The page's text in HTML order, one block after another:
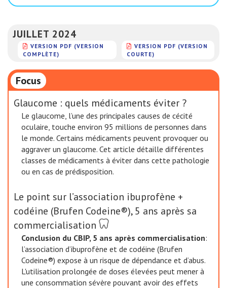
JUILLET 2024
VERSION PDF (VERSION
COMPLÈTE)
VERSION PDF (VERSION
COURTE)
Focus
Glaucome : quels médicaments éviter ?
Le glaucome, l’une des principales causes de cécité
oculaire, touche environ 95 millions de personnes dans
le monde. Certains médicaments peuvent provoquer ou
aggraver un glaucome. Cet article détaille différentes
classes de médicaments à éviter dans cette pathologie
ou en cas de prédisposition.
Le point sur l’association ibuprofène +
codéine (Brufen Codeine®), 5 ans après sa
commercialisation
Conclusion du CBIP, 5 ans après commercialisation:
l’association d’ibuprofène et de codéine (Brufen
Codeine®) expose à un risque de dépendance et d’abus.
L'utilisation prolongée de doses élevées peut mener à
une consommation sévère pouvant avoir des effets